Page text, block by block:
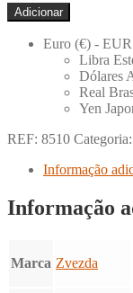
Quantidade
de
Medieval
Adicionar
Euro (€) - EUR
Libra
Dólares
Real
Yen
REF: 8510 Categoria:
Informação
Informação
Marca Zvezda